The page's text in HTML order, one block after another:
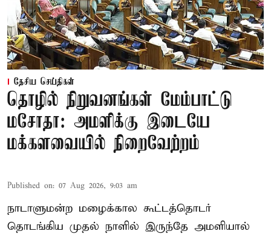
தேசிய செய்திகள்
தொழில் நிறுவனங்கள் மேம்பாட்டு
மசோதா: அமளிக்கு இடையே
மக்களவையில் நிறைவேற்றம்
Published on: 07 Aug 2026, 9:03 am
நாடாளுமன்ற மழைக்கால கூட்டத்தொடர்
தொடங்கிய முதல் நாளில் இருந்தே அமளியால்